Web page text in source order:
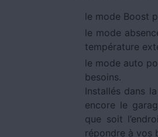
le mode Boost
le mode
température
le mode auto
besoins.
Installés dans
encore le
que soit
répondre à vos